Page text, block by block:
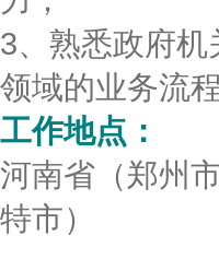
3、熟悉政府
领域的业务流
工作地点：
河南省（郑州
特市）